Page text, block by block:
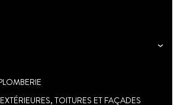
TOITURES ET FAÇADES